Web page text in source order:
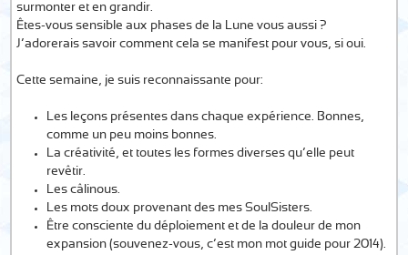
surmonter et en grandir.
Êtes-vous sensible aux phases de la Lune vous aussi ?
J’adorerais savoir comment cela se manifest pour vous, si oui.
Cette semaine, je suis reconnaissante pour:
Les leçons présentes dans chaque expérience. Bonnes,
comme un peu moins bonnes.
La créativité, et toutes les formes diverses qu’elle peut
revêtir.
Les câlinous.
Les mots doux provenant des mes SoulSisters.
Être consciente du déploiement et de la douleur de mon
expansion (souvenez-vous, c’est mon mot guide pour 2014).